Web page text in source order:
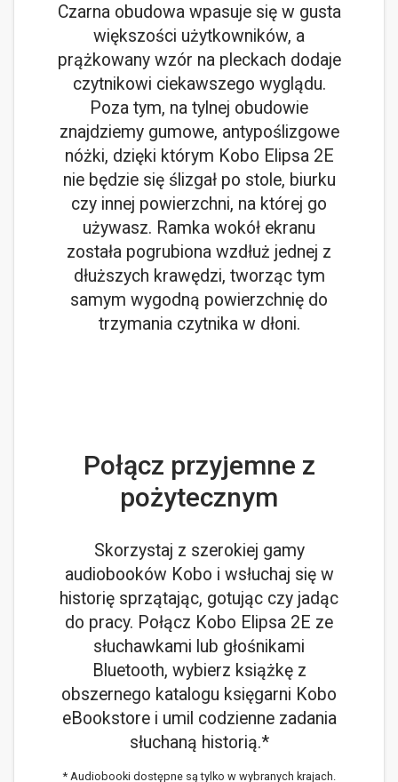
Czarna obudowa wpasuje się w gusta
większości użytkowników, a
prążkowany wzór na pleckach dodaje
czytnikowi ciekawszego wyglądu.
Poza tym, na tylnej obudowie
znajdziemy gumowe, antypoślizgowe
nóżki, dzięki którym Kobo Elipsa 2E
nie będzie się ślizgał po stole, biurku
czy innej powierzchni, na której go
używasz. Ramka wokół ekranu
została pogrubiona wzdłuż jednej z
dłuższych krawędzi, tworząc tym
samym wygodną powierzchnię do
trzymania czytnika w dłoni.
Połącz przyjemne z
pożytecznym
Skorzystaj z szerokiej gamy
audiobooków Kobo i wsłuchaj się w
historię sprzątając, gotując czy jadąc
do pracy. Połącz Kobo Elipsa 2E ze
słuchawkami lub głośnikami
Bluetooth, wybierz książkę z
obszernego katalogu księgarni Kobo
eBookstore i umil codzienne zadania
słuchaną historią.*
* Audiobooki dostępne są tylko w wybranych krajach.